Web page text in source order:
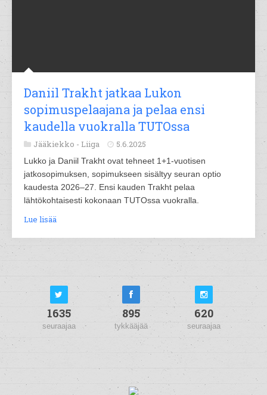
Daniil Trakht jatkaa Lukon
sopimuspelaajana ja pelaa ensi
kaudella vuokralla TUTOssa
Jääkiekko - Liiga 5.6.2025
Lukko ja Daniil Trakht ovat tehneet 1+1-vuotisen
jatkosopimuksen, sopimukseen sisältyy seuran optio
kaudesta 2026–27. Ensi kauden Trakht pelaa
lähtökohtaisesti kokonaan TUTOssa vuokralla.
Lue lisää
1635
seuraajaa
895
tykkääjää
620
seuraajaa